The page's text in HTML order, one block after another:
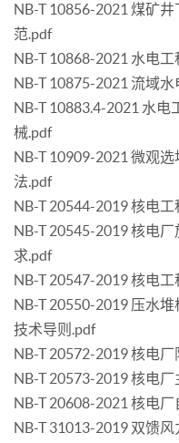
NB-T 10856-2021 煤矿
范.pdf
NB-T 10868-2021 水电
NB-T 10875-2021 流域
NB-T 10883.4-2021 水
械.pdf
NB-T 10909-2021 微观
法.pdf
NB-T 20544-2019 核电
NB-T 20545-2019 核电
求.pdf
NB-T 20547-2019 核电
NB-T 20550-2019 压水
技术导则.pdf
NB-T 20572-2019 核电
NB-T 20573-2019 核电
NB-T 20608-2021 核电
NB-T 31013-2019 双馈